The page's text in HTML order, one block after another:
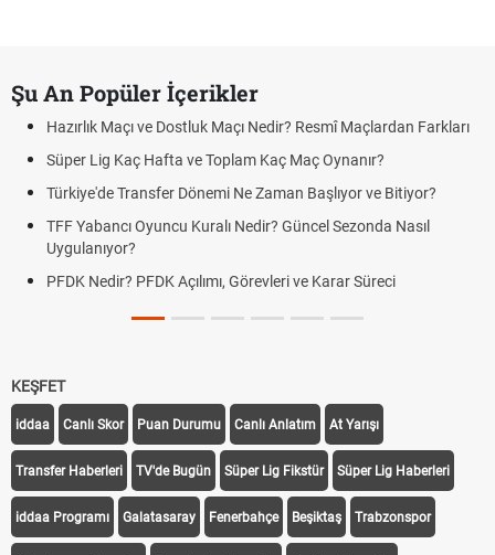
Şu An Popüler İçerikler
Hazırlık Maçı ve Dostluk Maçı Nedir? Resmî Maçlardan Farkları
Süper Lig Kaç Hafta ve Toplam Kaç Maç Oynanır?
Türkiye'de Transfer Dönemi Ne Zaman Başlıyor ve Bitiyor?
TFF Yabancı Oyuncu Kuralı Nedir? Güncel Sezonda Nasıl
Uygulanıyor?
PFDK Nedir? PFDK Açılımı, Görevleri ve Karar Süreci
KEŞFET
iddaa Canlı Skor Puan Durumu Canlı Anlatım At Yarışı
Transfer Haberleri TV'de Bugün Süper Lig Fikstür Süper Lig Haberleri
iddaa Programı Galatasaray Fenerbahçe Beşiktaş Trabzonspor